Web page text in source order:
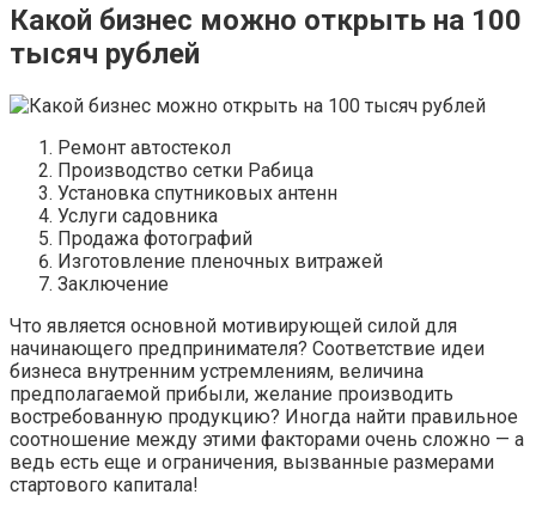
Какой бизнес можно открыть на 100
тысяч рублей
Ремонт автостекол
Производство сетки Рабица
Установка спутниковых антенн
Услуги садовника
Продажа фотографий
Изготовление пленочных витражей
Заключение
Что является основной мотивирующей силой для
начинающего предпринимателя? Соответствие идеи
бизнеса внутренним устремлениям, величина
предполагаемой прибыли, желание производить
востребованную продукцию? Иногда найти правильное
соотношение между этими факторами очень сложно — а
ведь есть еще и ограничения, вызванные размерами
стартового капитала!